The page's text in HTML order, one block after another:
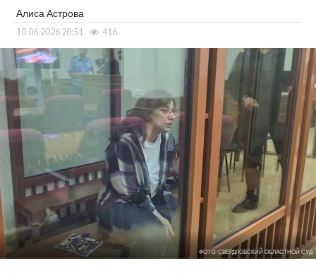
Алиса Астрова
10.06.2026 20:51 416
ФОТО: СВЕРДЛОВСКИЙ ОБЛАСТНОЙ СУД